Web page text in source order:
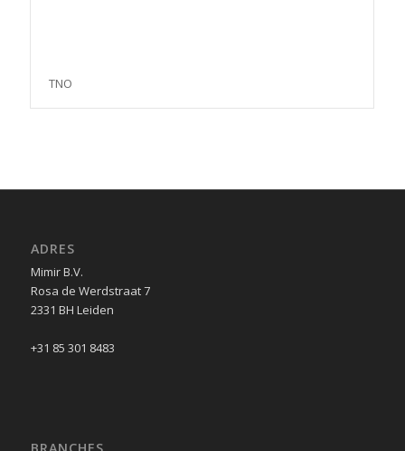
TNO
ADRES
Mimir B.V.
Rosa de Werdstraat 7
2331 BH Leiden
+31 85 301 8483